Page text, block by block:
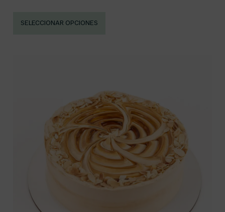
SELECCIONAR OPCIONES